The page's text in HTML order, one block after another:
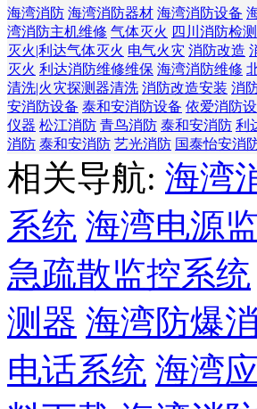
海湾消防 海湾消防器材 海湾消防设备
湾消防主机维修 气体灭火 四川消防检
灭火|利达气体灭火 电气火灾 消防改造
灭火 利达消防维修维保 海湾消防维修
清洗|火灾探测器清洗 消防改造安装 消
安消防设备 泰和安消防设备 依爱消防
仪器 松江消防 青鸟消防 泰和安消防 利
消防 泰和安消防 艺光消防 国泰怡安消
相关导航: 海湾
系统 海湾电源
急疏散监控系统
测器 海湾防爆
电话系统 海湾